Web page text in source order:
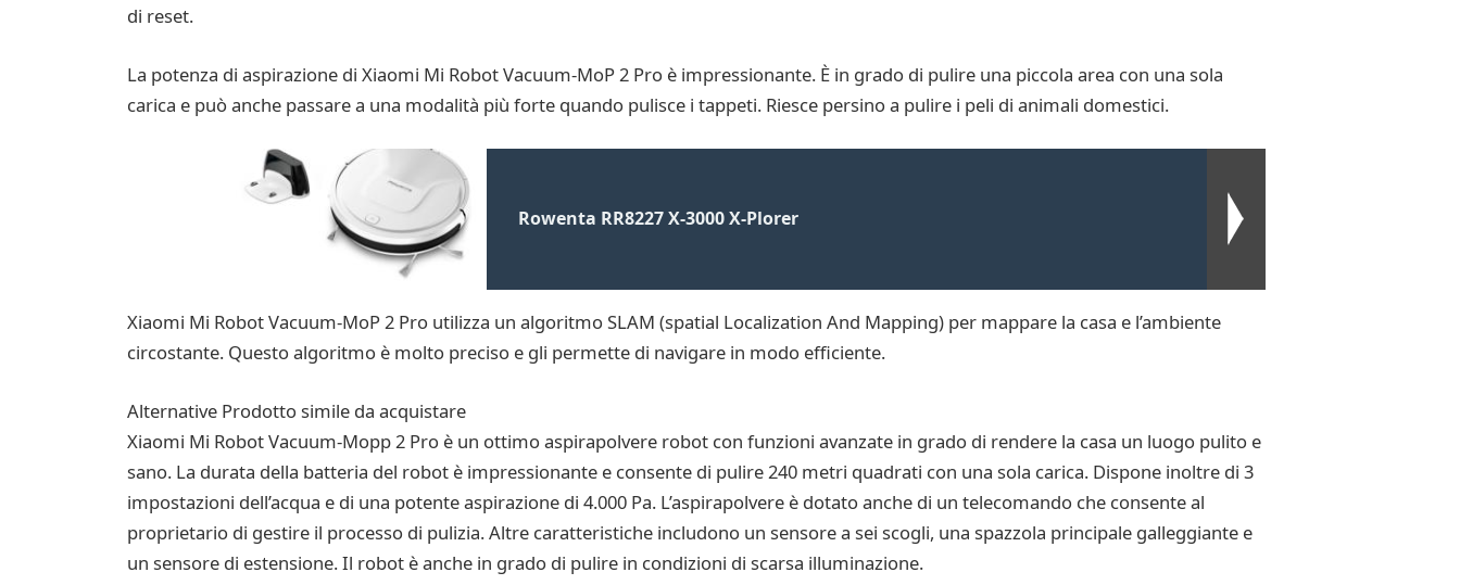
di reset.
La potenza di aspirazione di Xiaomi Mi Robot Vacuum-MoP 2 Pro è impressionante. È in grado di pulire una piccola area con una sola
carica e può anche passare a una modalità più forte quando pulisce i tappeti. Riesce persino a pulire i peli di animali domestici.
Rowenta RR8227 X-3000 X-Plorer
Xiaomi Mi Robot Vacuum-MoP 2 Pro utilizza un algoritmo SLAM (spatial Localization And Mapping) per mappare la casa e l’ambiente
circostante. Questo algoritmo è molto preciso e gli permette di navigare in modo efficiente.
Alternative Prodotto simile da acquistare
Xiaomi Mi Robot Vacuum-Mopp 2 Pro è un ottimo aspirapolvere robot con funzioni avanzate in grado di rendere la casa un luogo pulito e
sano. La durata della batteria del robot è impressionante e consente di pulire 240 metri quadrati con una sola carica. Dispone inoltre di 3
impostazioni dell’acqua e di una potente aspirazione di 4.000 Pa. L’aspirapolvere è dotato anche di un telecomando che consente al
proprietario di gestire il processo di pulizia. Altre caratteristiche includono un sensore a sei scogli, una spazzola principale galleggiante e
un sensore di estensione. Il robot è anche in grado di pulire in condizioni di scarsa illuminazione.